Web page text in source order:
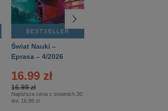
BESTSELLER
Świat Nauki –
Eprasa – 4/2026
16.99 zł
16.99 zł
Najniższa cena z ostatnich 30
dni: 16.99 zł